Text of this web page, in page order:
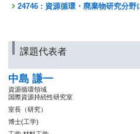
24746 : 資源循環・廃棄物研究分野
課題代表者
中島 謙一
資源循環領域
国際資源持続性研究室
室長（研究）
博士(工学)